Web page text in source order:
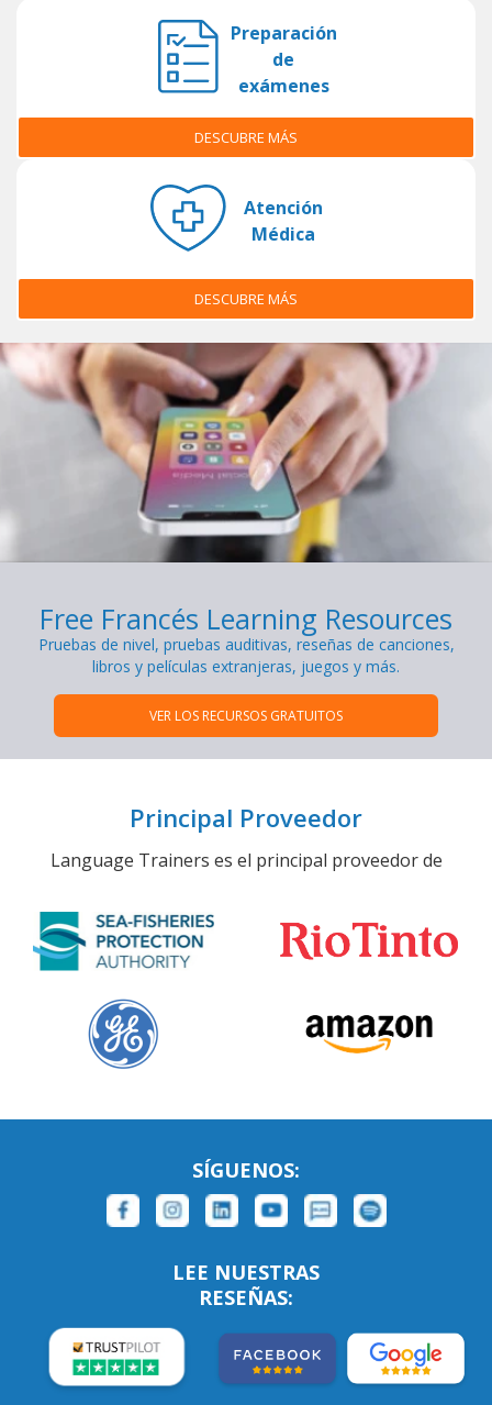
Preparación
de
exámenes
DESCUBRE MÁS
Atención
Médica
DESCUBRE MÁS
Free Francés Learning Resources
Pruebas de nivel, pruebas auditivas, reseñas de canciones,
libros y películas extranjeras, juegos y más.
VER LOS RECURSOS GRATUITOS
Principal Proveedor
Language Trainers es el principal proveedor de
SÍGUENOS:
LEE NUESTRAS
RESEÑAS: